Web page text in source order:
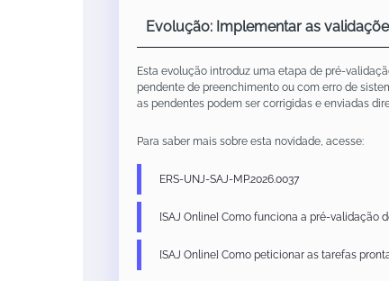
Evolução: Implementar as
Esta evolução introduz uma etapa de pré-
pendente de preenchimento ou com erro de
as pendentes podem ser corrigidas e enviadas
Para saber mais sobre esta novidade, acesse:
ERS-UNJ-SAJ-MP.2026.0037
[SAJ Online] Como funciona a pré-validação
[SAJ Online] Como peticionar as tarefas